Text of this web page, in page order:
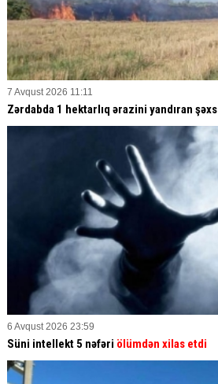
7 Avqust 2026 11:11
Zərdabda 1 hektarlıq ərazini yandıran şəxs
6 Avqust 2026 23:59
Süni intellekt 5 nəfəri ölümdən xilas etdi